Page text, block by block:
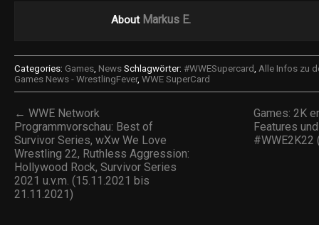
About Markus E.
Categories: Games, News Schlagwörter: #WWESupercard, Alle Infos zu
Games News - WrestlingFever, WWE SuperCard
← WWE Network
Programmvorschau: Best of
Survivor Series, wXw We Love
Wrestling 22, Ruthless Aggression:
Hollywood Rock, Survivor Series
2021 u.v.m. (15.11.2021 bis
21.11.2021)
Games: 2K
Features